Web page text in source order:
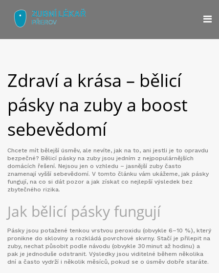
Zdraví a krása – bělicí
pásky na zuby a boost
sebevědomí
Chcete mít bělejší úsměv, ale nevíte, jak na to, ani jestli je to opravdu
bezpečné? Bělicí pásky na zuby jsou jedním z nejpopulárnějších
domácích řešení. Nejsou jen o vzhledu – jasnější zuby často
znamenají vyšší sebevědomí. V tomto článku vám ukážeme, jak pásky
fungují, na co si dát pozor a jak získat co nejlepší výsledek bez
zbytečného rizika.
Jak bělicí pásky fungují
Pásky jsou potažené tenkou vrstvou peroxidu (obvykle 6–10 %), který
pronikne do skloviny a rozkládá povrchové skvrny. Stačí je přilepit na
zuby, nechat působit podle návodu (obvykle 30 minut až hodinu) a
pak je jednoduše odstranit. Výsledky jsou viditelné během několika
dní a často vydrží i několik měsíců, pokud se o úsměv dobře staráte.